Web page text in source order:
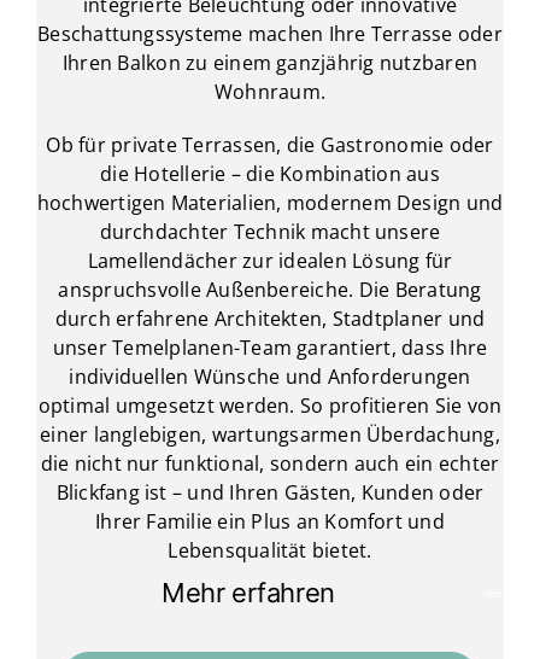
Beschattungssysteme machen Ihre Terrasse oder
Ihren Balkon zu einem ganzjährig nutzbaren
Wohnraum.
Ob für private Terrassen, die Gastronomie oder
die Hotellerie – die Kombination aus
hochwertigen Materialien, modernem Design und
durchdachter Technik macht unsere
Lamellendächer zur idealen Lösung für
anspruchsvolle Außenbereiche. Die Beratung
durch erfahrene Architekten, Stadtplaner und
unser Temelplanen-Team garantiert, dass Ihre
individuellen Wünsche und Anforderungen
optimal umgesetzt werden. So profitieren Sie von
einer langlebigen, wartungsarmen Überdachung,
die nicht nur funktional, sondern auch ein echter
Blickfang ist – und Ihren Gästen, Kunden oder
Ihrer Familie ein Plus an Komfort und
Lebensqualität bietet.
Mehr erfahren